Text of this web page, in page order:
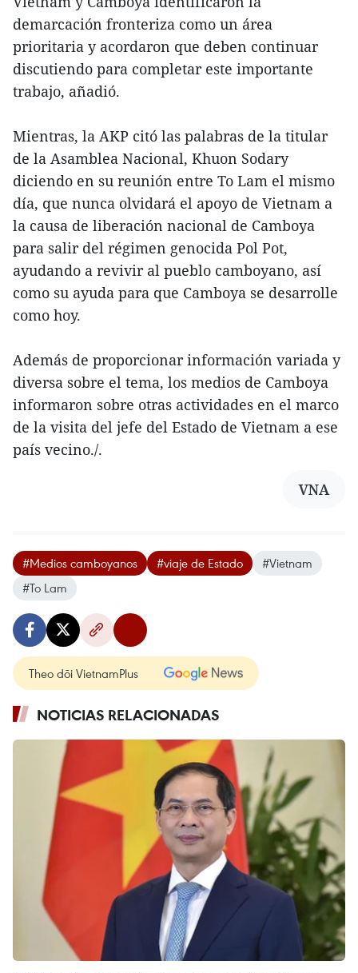
demarcación fronteriza como un área
prioritaria y acordaron que deben continuar
discutiendo para completar este importante
trabajo, añadió.
Mientras, la AKP citó las palabras de la titular
de la Asamblea Nacional, Khuon Sodary
diciendo en su reunión entre To Lam el mismo
día, que nunca olvidará el apoyo de Vietnam a
la causa de liberación nacional de Camboya
para salir del régimen genocida Pol Pot,
ayudando a revivir al pueblo camboyano, así
como su ayuda para que Camboya se desarrolle
como hoy.
Además de proporcionar información variada y
diversa sobre el tema, los medios de Camboya
informaron sobre otras actividades en el marco
de la visita del jefe del Estado de Vietnam a ese
país vecino./.
VNA
#Medios camboyanos #viaje de Estado
#Vietnam
#To Lam
Theo dõi VietnamPlus
NOTICIAS RELACIONADAS